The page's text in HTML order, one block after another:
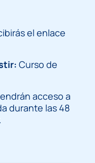
el enlace
Curso de
acceso a
durante las 48